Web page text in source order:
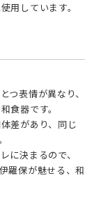
用しています。
つ表情が異なり、
食器です。
差があり、同じ
に決まるので、
羅保が魅せる、和